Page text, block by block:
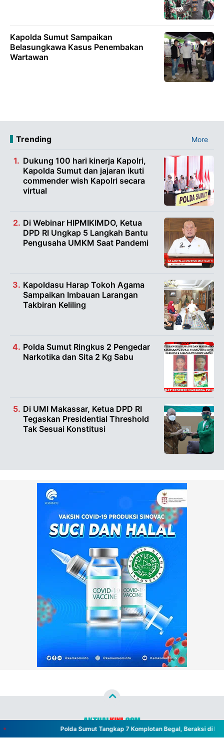
Kapolda Sumut Sampaikan
Belasungkawa Kasus Penembakan
Wartawan
Trending More
Dukung 100 hari kinerja Kapolri,
Kapolda Sumut dan jajaran ikuti
commender wish Kapolri secara
virtual
Di Webinar HIPMIKIMDO, Ketua
DPD RI Ungkap 5 Langkah Bantu
Pengusaha UMKM Saat Pandemi
Kapoldasu Harap Tokoh Agama
Sampaikan Imbauan Larangan
Takbiran Keliling
Polda Sumut Ringkus 2 Pengedar
Narkotika dan Sita 2 Kg Sabu
Di UMI Makassar, Ketua DPD RI
Tegaskan Presidential Threshold
Tak Sesuai Konstitusi
Polda Sumut Tangkap 7 Komplotan Begal, Beraksi di
Copyright ©2026aktualkini.com™- All Rights Reserved